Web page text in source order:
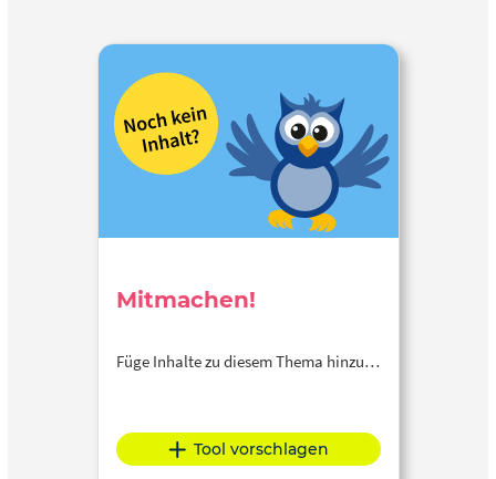
Mitmachen!
Füge Inhalte zu diesem Thema hinzu…
Tool vorschlagen